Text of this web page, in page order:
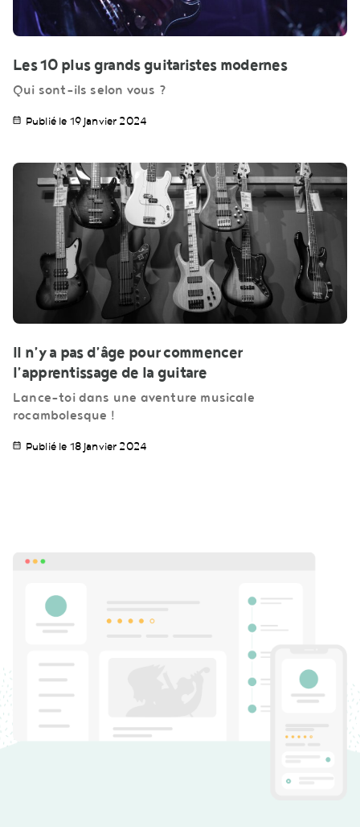
Les 10 plus grands guitaristes modernes
Qui sont-ils selon vous ?
Publié le 19 janvier 2024
Il n’y a pas d’âge pour commencer
l’apprentissage de la guitare
Lance-toi dans une aventure musicale
rocambolesque !
Publié le 18 janvier 2024